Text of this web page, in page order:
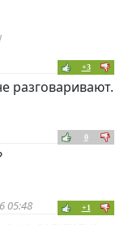
+3
разговаривают.
0
05:48 +1